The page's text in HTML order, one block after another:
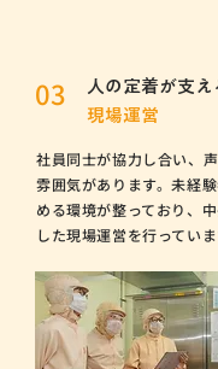
03 人の定着が支え
現場運営
社員同士が協力し合い、
雰囲気があります。未経
める環境が整っており、
した現場運営を行っていま